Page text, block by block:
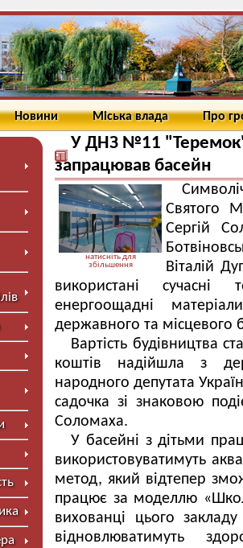
Новини Міська влада Про
У ДНЗ №11 "Теремок"
запрацював басейн
натисніть для
збільшення
Святого
Сергій
Віталій
використані сучасні
енергоощадні
державного та місцевого
Вартість будівництва
коштів надійшла з
народного депутата
садочка зі знаковою
Соломаха.
У басейні з дітьми
використовуватимуть
метод, який відтепер
працює за моделлю
вихованці цього
відновлюватимуть